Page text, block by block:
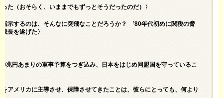
た（おそらく、いままでもずっとそうだったのだ）〉
示するのは、そんなに突飛なことだろうか？ ’80年代初めに関税の脅
長を遂げた〉
円あまりの軍事予算をつぎ込み、日本をはじめ同盟国を守っているこ
アメリカに主導させ、保障させてきたことは、彼らにとっても、何より